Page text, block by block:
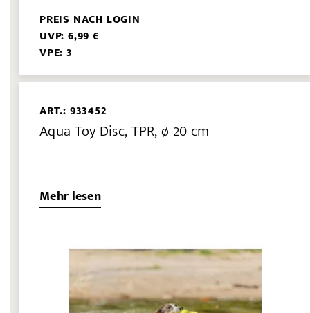
PREIS NACH LOGIN
UVP: 6,99 €
VPE: 3
ART.: 933452
Aqua Toy Disc, TPR, ø 20 cm
Mehr lesen